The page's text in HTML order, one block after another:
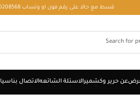
قسط مع حالا على رقم فون او وتساب 01050208568 - Installment with Hala on phone number or WhatsApp 01050208568